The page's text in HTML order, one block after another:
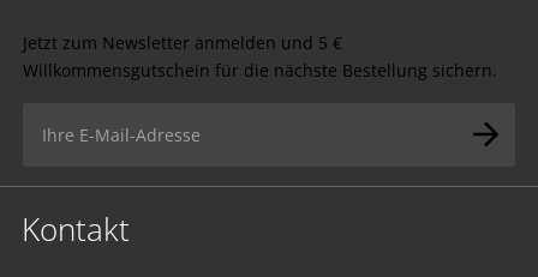
Jetzt zum Newsletter anmelden und 5 €
Willkommensgutschein für die nächste Bestellung sichern.
Kontakt